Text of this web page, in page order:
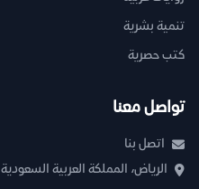
تنمية بشرية
كتب حصرية
تواصل معنا
اتصل بنا
الرياض، المملكة العربية السعودية